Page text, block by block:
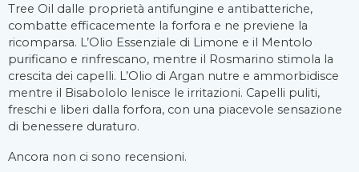
Tree Oil dalle proprietà antifungine e antibatteriche,
combatte efficacemente la forfora e ne previene la
ricomparsa. L’Olio Essenziale di Limone e il Mentolo
purificano e rinfrescano, mentre il Rosmarino stimola la
crescita dei capelli. L’Olio di Argan nutre e ammorbidisce
mentre il Bisabololo lenisce le irritazioni. Capelli puliti,
freschi e liberi dalla forfora, con una piacevole sensazione
di benessere duraturo.
Ancora non ci sono recensioni.